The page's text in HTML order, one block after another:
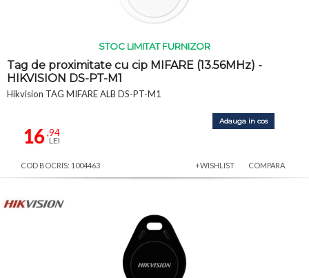
STOC LIMITAT FURNIZOR
Tag de proximitate cu cip MIFARE (13.56MHz) -
HIKVISION DS-PT-M1
Hikvision TAG MIFARE ALB DS-PT-M1
16,94
LEI
Adauga in cos
COD BOCRIS: 1004463 +WISHLIST COMPARA